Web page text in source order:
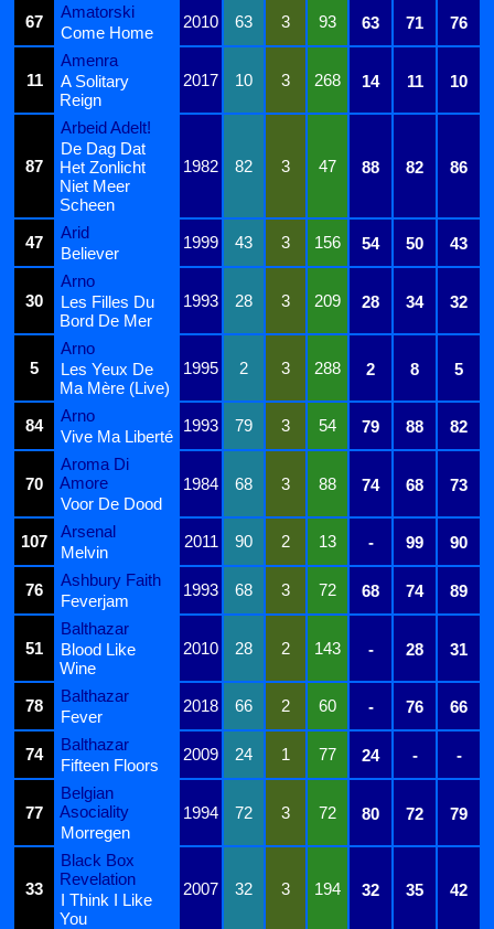
67
Amatorski
2010 63 3 93 63 71 76
Come Home
11
Amenra
2017
10 3 268 14 11 10
A Solitary
Reign
87
Arbeid Adelt!
1982 82 3 47 88 82 86
De Dag Dat
Het Zonlicht
Niet Meer
Scheen
47
Arid
1999 43 3 156 54 50 43
Believer
30
Arno
1993
28 3 209 28 34 32
Les Filles Du
Bord De Mer
5
Arno
1995
2 3 288 2 8 5
Les Yeux De
Ma Mère (Live)
84
Arno
1993 79 3 54 79 88 82
Vive Ma Liberté
70
Aroma Di
Amore
1984 68 3 88 74 68
73
Voor De Dood
107
Arsenal
2011 90 2 13 - 99 90
Melvin
76
Ashbury Faith
1993 68 3 72 68 74 89
Feverjam
51
Balthazar
2010
28 2 143 - 28 31
Blood Like
Wine
78
Balthazar
2018 66 2 60 - 76 66
Fever
74
Balthazar
2009 24 1 77 24 - -
Fifteen Floors
77
Belgian
Asociality
1994 72 3 72 80 72
79
Morregen
33
Black Box
Revelation
2007 32 3 194 32 35 42
I Think I Like
You